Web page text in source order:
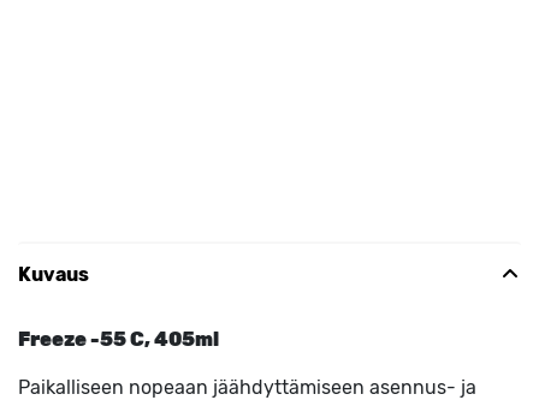
Kuvaus
Freeze -55 C, 405ml
Paikalliseen nopeaan jäähdyttämiseen asennus- ja